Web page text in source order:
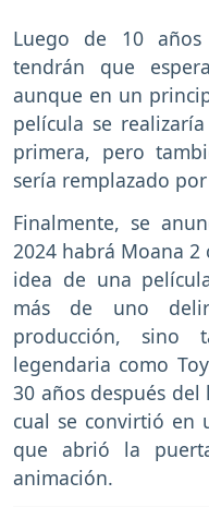
Luego de 10
tendrán que
aunque en un
película se
primera, pero
sería remplazado
Finalmente, se
2024 habrá Moana 2
idea de una
más de uno
producción, sino
legendaria como
30 años después
cual se convirtió en
que abrió la
animación.